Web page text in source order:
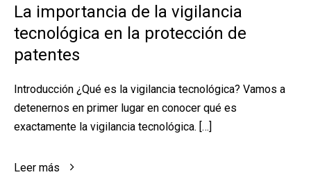
La importancia de la vigilancia
tecnológica en la protección de
patentes
Introducción ¿Qué es la vigilancia tecnológica? Vamos a
detenernos en primer lugar en conocer qué es
exactamente la vigilancia tecnológica. […]
Leer más 